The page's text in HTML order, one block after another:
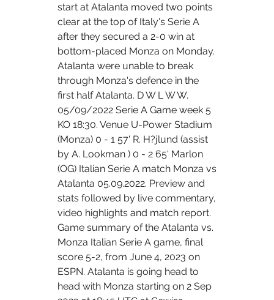
start at Atalanta moved two points
clear at the top of Italy's Serie A
after they secured a 2-0 win at
bottom-placed Monza on Monday.
Atalanta were unable to break
through Monza's defence in the
first half Atalanta. D W L W W.
05/09/2022 Serie A Game week 5
KO 18:30. Venue U-Power Stadium
(Monza) 0 - 1 57' R. H?jlund (assist
by A. Lookman ) 0 - 2 65' Marlon
(OG) Italian Serie A match Monza vs
Atalanta 05.09.2022. Preview and
stats followed by live commentary,
video highlights and match report.
Game summary of the Atalanta vs.
Monza Italian Serie A game, final
score 5-2, from June 4, 2023 on
ESPN. Atalanta is going head to
head with Monza starting on 2 Sep